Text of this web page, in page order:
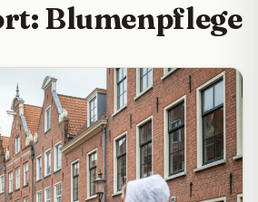
Blumenpflege